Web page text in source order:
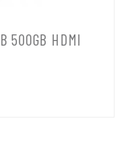
500GB HDMI